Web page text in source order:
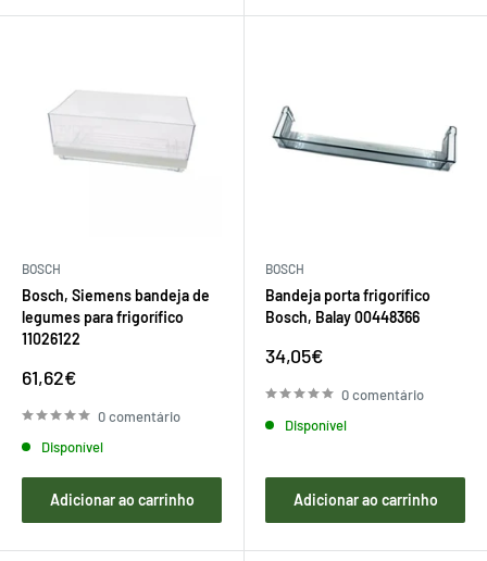
BOSCH
Bosch, Siemens bandeja de
legumes para frigorífico
11026122
Preço
venda
61,62€
0 comentário
Disponível
Adicionar ao carrinho
BOSCH
Bandeja porta frigorífico
Bosch, Balay 00448366
Preço
venda
34,05€
0 comentário
Disponível
Adicionar ao carrinho